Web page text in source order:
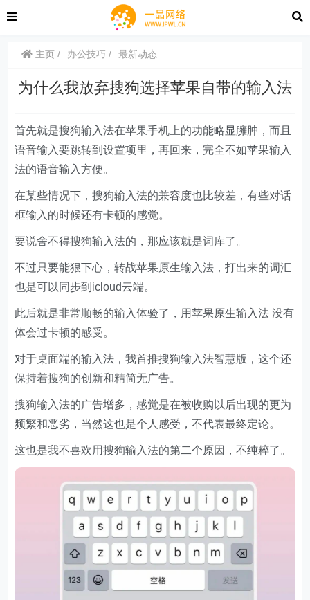
主页 办公技巧 最新动态
为什么我放弃搜狗选择苹果自带的输入法
首先就是搜狗输入法在苹果手机上的功能略显臃肿，而且
语音输入要跳转到设置项里，再回来，完全不如苹果输入
法的语音输入方便。
在某些情况下，搜狗输入法的兼容度也比较差，有些对话
框输入的时候还有卡顿的感觉。
要说舍不得搜狗输入法的，那应该就是词库了。
不过只要能狠下心，转战苹果原生输入法，打出来的词汇
也是可以同步到icloud云端。
此后就是非常顺畅的输入体验了，用苹果原生输入法 没有
体会过卡顿的感受。
对于桌面端的输入法，我首推搜狗输入法智慧版，这个还
保持着搜狗的创新和精简无广告。
搜狗输入法的广告增多，感觉是在被收购以后出现的更为
频繁和恶劣，当然这也是个人感受，不代表最终定论。
这也是我不喜欢用搜狗输入法的第二个原因，不纯粹了。